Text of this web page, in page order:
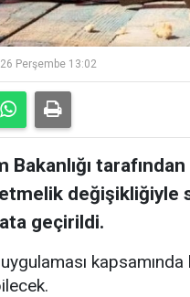
Perşembe 13:02
geçirildi.